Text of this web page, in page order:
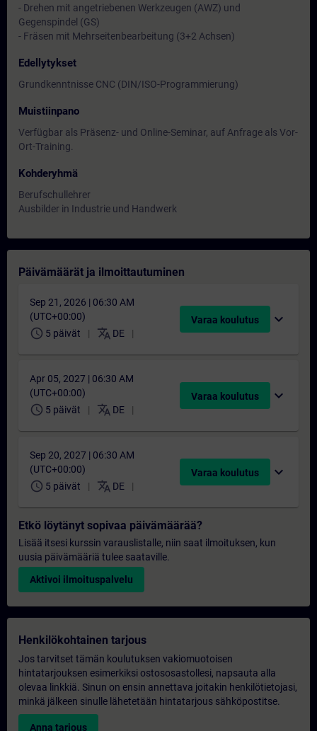
- Drehen mit angetriebenen Werkzeugen (AWZ) und
Gegenspindel (GS)
- Fräsen mit Mehrseitenbearbeitung (3+2 Achsen)
Edellytykset
Grundkenntnisse CNC (DIN/ISO-Programmierung)
Muistiinpano
Verfügbar als Präsenz- und Online-Seminar, auf Anfrage als Vor-
Ort-Training.
Kohderyhmä
Berufschullehrer
Ausbilder in Industrie und Handwerk
Päivämäärät ja ilmoittautuminen
Sep 21, 2026 | 06:30 AM
(UTC+00:00)
schedule 5 päivät translate DE
Varaa koulutus expand_more
Apr 05, 2027 | 06:30 AM
(UTC+00:00)
schedule 5 päivät translate DE
Varaa koulutus expand_more
Sep 20, 2027 | 06:30 AM
(UTC+00:00)
schedule 5 päivät translate DE
Varaa koulutus expand_more
Etkö löytänyt sopivaa päivämäärää?
Lisää itsesi kurssin varauslistalle, niin saat ilmoituksen, kun
uusia päivämääriä tulee saataville.
Aktivoi ilmoituspalvelu
Henkilökohtainen tarjous
Jos tarvitset tämän koulutuksen vakiomuotoisen
hintatarjouksen esimerkiksi ostososastollesi, napsauta alla
olevaa linkkiä. Sinun on ensin annettava joitakin henkilötietojasi,
minkä jälkeen sinulle lähetetään hintatarjous sähköpostitse.
Anna tarjous